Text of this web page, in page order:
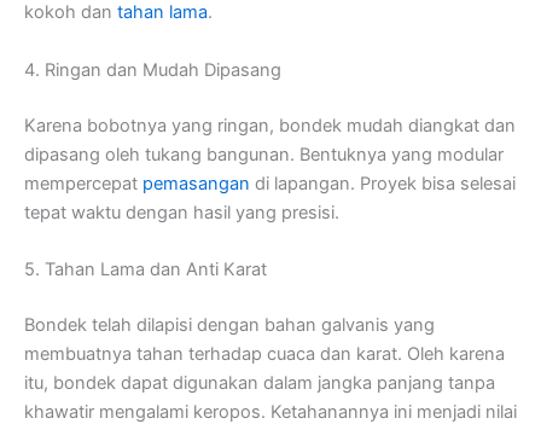
kokoh dan tahan lama.
4. Ringan dan Mudah Dipasang
Karena bobotnya yang ringan, bondek mudah diangkat dan
dipasang oleh tukang bangunan. Bentuknya yang modular
mempercepat pemasangan di lapangan. Proyek bisa selesai
tepat waktu dengan hasil yang presisi.
5. Tahan Lama dan Anti Karat
Bondek telah dilapisi dengan bahan galvanis yang
membuatnya tahan terhadap cuaca dan karat. Oleh karena
itu, bondek dapat digunakan dalam jangka panjang tanpa
khawatir mengalami keropos. Ketahanannya ini menjadi nilai